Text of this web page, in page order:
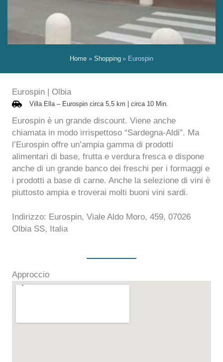
Home Shopping Eurospin
Eurospin | Olbia
Villa Ella – Eurospin circa 5,5 km | circa 10 Min.
Eurospin è un grande discount. Viene anche
chiamata in modo irrispettoso “Sardegna-Aldi”. Ma
l’Eurospin offre un’ampia gamma di prodotti
alimentari di base, frutta e verdura fresca e dispone
anche di un grande banco dei freschi per i formaggi e
i prodotti a base di carne. Anche la selezione di vini è
piuttosto ampia e troverai molti buoni vini sardi.
Indirizzo: Eurospin, Viale Aldo Moro, 459, 07026
Olbia SS, Italia
Approccio